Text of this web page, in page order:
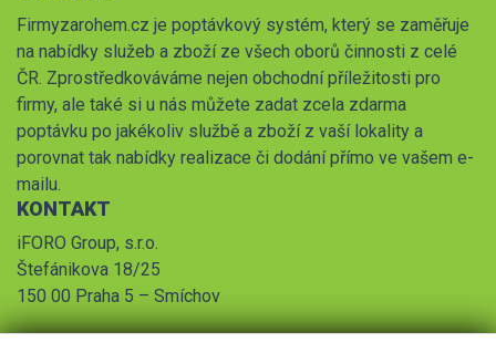
Firmyzarohem.cz je poptávkový systém, který se zaměřuje
na nabídky služeb a zboží ze všech oborů činnosti z celé
ČR. Zprostředkováváme nejen obchodní příležitosti pro
firmy, ale také si u nás můžete zadat zcela zdarma
poptávku po jakékoliv službě a zboží z vaší lokality a
porovnat tak nabídky realizace či dodání přímo ve vašem e-
mailu.
KONTAKT
iFORO Group, s.r.o.
Štefánikova 18/25
150 00 Praha 5 – Smíchov